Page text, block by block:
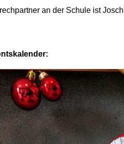
an der Schule ist